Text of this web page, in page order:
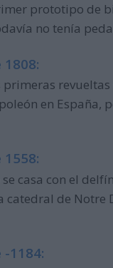
prototipo de
no tenía
primeras revueltas
en España,
casa con el
catedral de Notre
1184: